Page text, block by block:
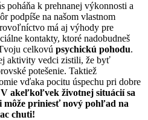
poháňa k prehnanej výkonnosti a
podpíše na našom vlastnom
má aj výhody pre
kontakty, ktoré nadobudneš
celkovú psychickú pohodu.
aktivity vedci zistili, že byť
potešenie. Taktiež
vďaka pocitu úspechu pri dobre
V akeľkoľvek životnej situácií sa
môže priniesť nový pohľad na
chuti!